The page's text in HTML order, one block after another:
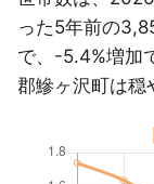
った5年前の
で、-5.4%増加
郡鰺ヶ沢町は穏